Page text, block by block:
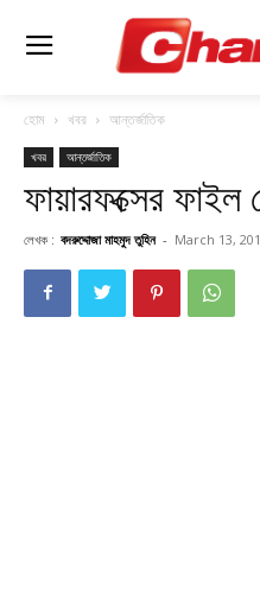
হোম খবর আন্তর্জাতিক
খবর আন্তর্জাতিক
ফায়ারফক্সের ফাইল
লেখক : বদরুদ্দোজা মাহমুদ তুহিন - March 13,